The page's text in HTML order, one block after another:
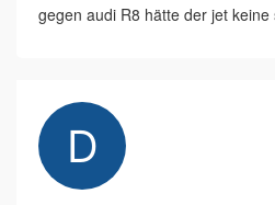
gegen audi R8 hätte der jet keine